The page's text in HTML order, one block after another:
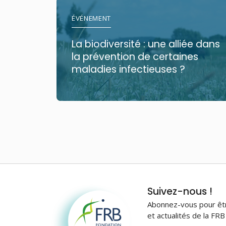
ÉVÉNEMENT
La biodiversité : une alliée dans
la prévention de certaines
maladies infectieuses ?
Fondation pour la
recherche sur la
biodiversité
Suivez-nous !
Abonnez-vous pour
et actualités de la